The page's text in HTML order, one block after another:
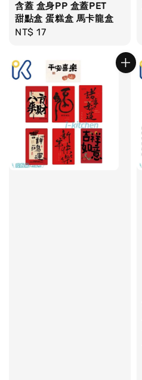
含蓋 盒身PP 盒蓋PET
甜點盒 蛋糕盒 馬卡龍盒
Regular
NT$ 17